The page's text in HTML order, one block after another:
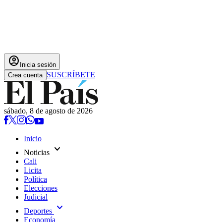
account_circle Inicia sesión
Crea cuenta SUSCRÍBETE
sábado, 8 de agosto de 2026
Inicio
Noticias expand_more
Cali
Licita
Política
Elecciones
Judicial
Deportes expand_more
Economía